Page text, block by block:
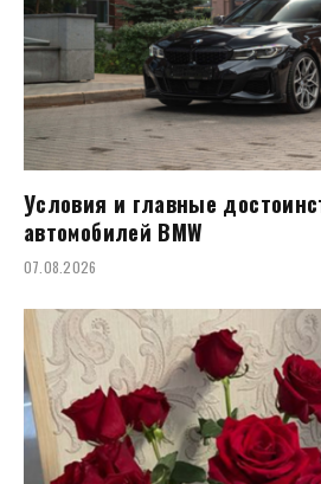
Условия и главные
автомобилей BMW
07.08.2026